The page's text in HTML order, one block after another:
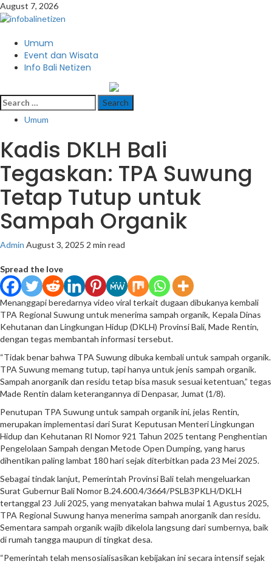
Skip
to
August 7, 2026
Primary
Menu
Umum
Event dan Wisata
Info Bali Netizen
Search
for:
Umum
Kadis DKLH Bali
Tegaskan: TPA Suwung
Tetap Tutup untuk
Sampah Organik
Admin August 3, 2025 2 min read
Spread the love
Menanggapi beredarnya video viral terkait dugaan dibukanya kembali
TPA Regional Suwung untuk menerima sampah organik, Kepala Dinas
Kehutanan dan Lingkungan Hidup (DKLH) Provinsi Bali, Made Rentin,
dengan tegas membantah informasi tersebut.
“Tidak benar bahwa TPA Suwung dibuka kembali untuk sampah organik.
TPA Suwung memang tutup, tapi hanya untuk jenis sampah organik.
Sampah anorganik dan residu tetap bisa masuk sesuai ketentuan,” tegas
Made Rentin dalam keterangannya di Denpasar, Jumat (1/8).
Penutupan TPA Suwung untuk sampah organik ini, jelas Rentin,
merupakan implementasi dari Surat Keputusan Menteri Lingkungan
Hidup dan Kehutanan RI Nomor 921 Tahun 2025 tentang Penghentian
Pengelolaan Sampah dengan Metode Open Dumping, yang harus
dihentikan paling lambat 180 hari sejak diterbitkan pada 23 Mei 2025.
Sebagai tindak lanjut, Pemerintah Provinsi Bali telah mengeluarkan
Surat Gubernur Bali Nomor B.24.600.4/3664/PSLB3PKLH/DKLH
tertanggal 23 Juli 2025, yang menyatakan bahwa mulai 1 Agustus 2025,
TPA Regional Suwung hanya menerima sampah anorganik dan residu.
Sementara sampah organik wajib dikelola langsung dari sumbernya, baik
di rumah tangga maupun di tingkat desa.
“Pemerintah telah mensosialisasikan kebijakan ini secara intensif sejak